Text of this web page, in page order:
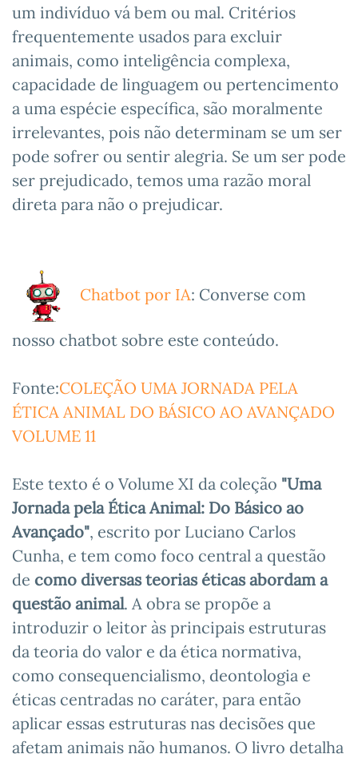
um indivíduo vá bem ou mal. Critérios
frequentemente usados para excluir
animais, como inteligência complexa,
capacidade de linguagem ou pertencimento
a uma espécie específica, são moralmente
irrelevantes, pois não determinam se um ser
pode sofrer ou sentir alegria. Se um ser pode
ser prejudicado, temos uma razão moral
direta para não o prejudicar.
Chatbot por IA: Converse com
nosso chatbot sobre este conteúdo.
Fonte:COLEÇÃO UMA JORNADA PELA
ÉTICA ANIMAL DO BÁSICO AO AVANÇADO
VOLUME 11
Este texto é o Volume XI da coleção "Uma
Jornada pela Ética Animal: Do Básico ao
Avançado", escrito por Luciano Carlos
Cunha, e tem como foco central a questão
de como diversas teorias éticas abordam a
questão animal. A obra se propõe a
introduzir o leitor às principais estruturas
da teoria do valor e da ética normativa,
como consequencialismo, deontologia e
éticas centradas no caráter, para então
aplicar essas estruturas nas decisões que
afetam animais não humanos. O livro detalha